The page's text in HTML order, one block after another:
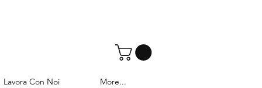
Lavora Con Noi More...